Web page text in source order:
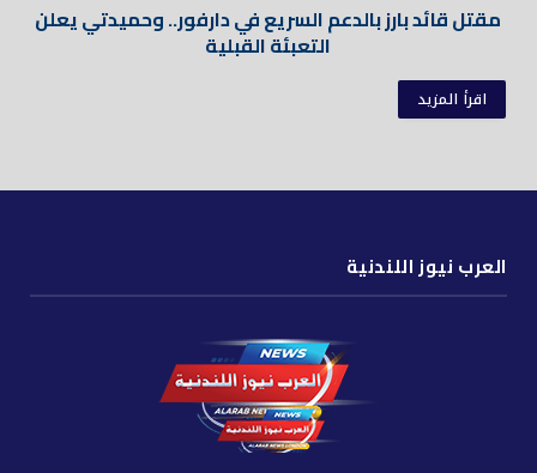
مقتل قائد بارز بالدعم السريع في دارفور.. وحميدتي يعلن
التعبئة القبلية
اقرأ المزيد
العرب نيوز اللندنية